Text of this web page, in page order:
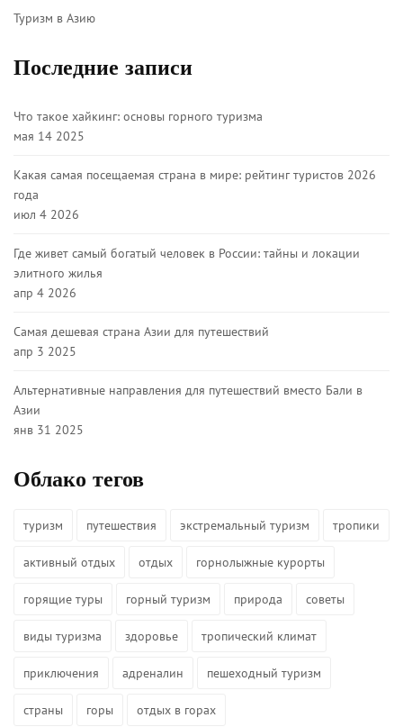
Туризм в Азию
Последние записи
Что такое хайкинг: основы горного туризма
мая 14 2025
Какая самая посещаемая страна в мире: рейтинг туристов 2026
года
июл 4 2026
Где живет самый богатый человек в России: тайны и локации
элитного жилья
апр 4 2026
Самая дешевая страна Азии для путешествий
апр 3 2025
Альтернативные направления для путешествий вместо Бали в
Азии
янв 31 2025
Облако тегов
туризм путешествия экстремальный туризм тропики
активный отдых отдых горнолыжные курорты
горящие туры горный туризм природа советы
виды туризма здоровье тропический климат
приключения адреналин пешеходный туризм
страны горы отдых в горах